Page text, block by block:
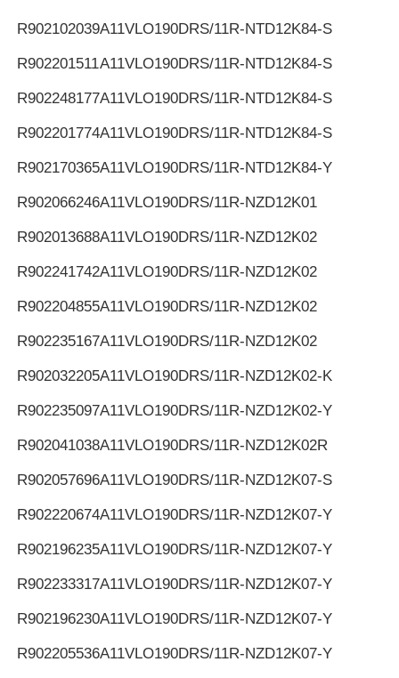
R902102039A11VLO190DRS/11R-NTD12K84-S
R902201511A11VLO190DRS/11R-NTD12K84-S
R902248177A11VLO190DRS/11R-NTD12K84-S
R902201774A11VLO190DRS/11R-NTD12K84-S
R902170365A11VLO190DRS/11R-NTD12K84-Y
R902066246A11VLO190DRS/11R-NZD12K01
R902013688A11VLO190DRS/11R-NZD12K02
R902241742A11VLO190DRS/11R-NZD12K02
R902204855A11VLO190DRS/11R-NZD12K02
R902235167A11VLO190DRS/11R-NZD12K02
R902032205A11VLO190DRS/11R-NZD12K02-K
R902235097A11VLO190DRS/11R-NZD12K02-Y
R902041038A11VLO190DRS/11R-NZD12K02R
R902057696A11VLO190DRS/11R-NZD12K07-S
R902220674A11VLO190DRS/11R-NZD12K07-Y
R902196235A11VLO190DRS/11R-NZD12K07-Y
R902233317A11VLO190DRS/11R-NZD12K07-Y
R902196230A11VLO190DRS/11R-NZD12K07-Y
R902205536A11VLO190DRS/11R-NZD12K07-Y